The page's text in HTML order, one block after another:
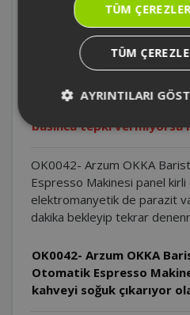
OK0042- Arzum OKKA
Otomatik Espresso
içindeki süt ne kadar süre
OK0042- Arzum OKKA
basınca tepki vermiyorsa
OK0042- Arzum OKKA
Espresso Makinesi panel
elektromanyetik de parazit
dakika bekleyip tekrar
OK0042- Arzum OKKA
Otomatik Espresso Makinesi
kahveyi soğuk çıkarıyor
TÜM
TÜM
AYRINTILARI